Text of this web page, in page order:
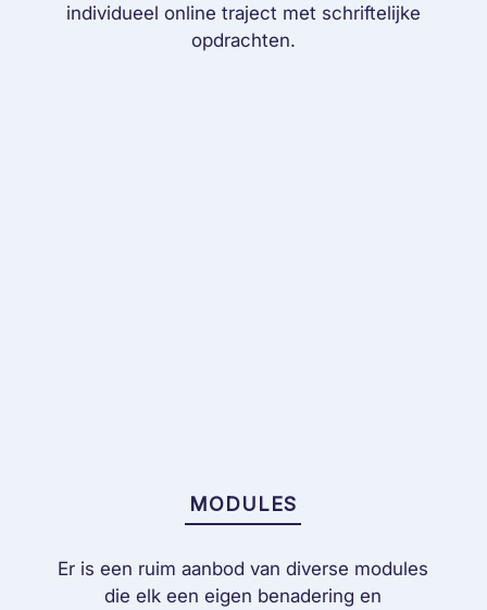
individueel online traject met schriftelijke
opdrachten.
MODULES
Er is een ruim aanbod van diverse modules
die elk een eigen benadering en